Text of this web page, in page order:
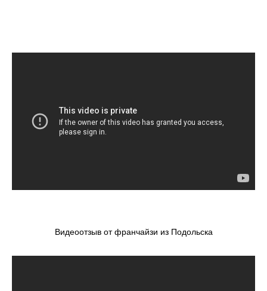
Видеоотзыв от франчайзи из Подольска